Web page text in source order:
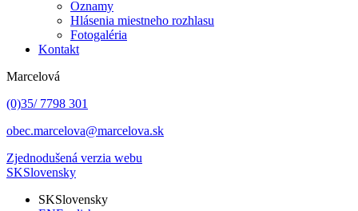
Oznamy
Hlásenia miestneho rozhlasu
Fotogaléria
Kontakt
Marcelová
(0)35/ 7798 301
obec.marcelova@marcelova.sk
Zjednodušená verzia webu
SKSlovensky
SKSlovensky